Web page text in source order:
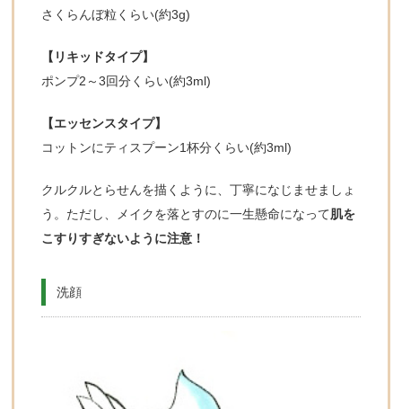
さくらんぼ粒くらい(約3g)
【リキッドタイプ】
ポンプ2～3回分くらい(約3ml)
【エッセンスタイプ】
コットンにティスプーン1杯分くらい(約3ml)
クルクルとらせんを描くように、丁寧になじませましょ
う。ただし、メイクを落とすのに一生懸命になって肌を
こすりすぎないように注意！
洗顔